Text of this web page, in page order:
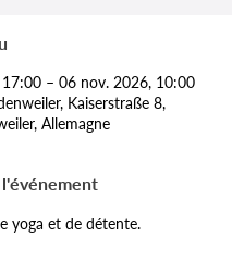
– 06 nov. 2026, 10:00
Kaiserstraße 8,
Allemagne
yoga et de détente.